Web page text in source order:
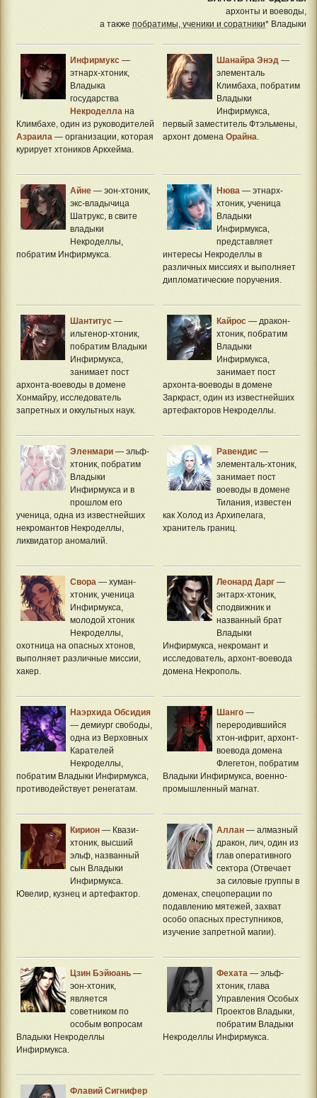
архонты и воеводы,
а также побратимы, ученики и соратники* Владыки
Инфирмукс—
этнарх-хтоник,
Владыка
государства
Некроделлана
Климбахе, один из руководителей
Азраила— организации, которая
курирует хтоников Аркхейма.
Шанайра Энэд—
элементаль
Климбаха, побратим
Владыки
Инфирмукса,
первый заместитель Фтэльмены,
архонт домена Орайна.
Айне— эон-хтоник,
экс-владычица
Шатрукс, в свите
владыки
Некроделлы,
побратим Инфирмукса.
Нюва— этнарх-
хтоник, ученица
Владыки
Инфирмукса,
представляет
интересы Некроделлы в
различных миссиях и выполняет
дипломатические поручения.
Шантитус—
ильтенор-хтоник,
побратим Владыки
Инфирмукса,
занимает пост
архонта-воеводы в домене
Хонмайру, исследователь
запретных и оккультных наук.
Кайрос— дракон-
хтоник, побратим
Владыки
Инфирмукса,
занимает пост
архонта-воеводы в домене
Заркраст, один из известнейших
артефакторов Некроделлы.
Эленмари— эльф-
хтоник, побратим
Владыки
Инфирмукса и в
прошлом его
ученица, одна из известнейших
некромантов Некроделлы,
ликвидатор аномалий.
Равендис—
элементаль-хтоник,
занимает пост
воеводы в домене
Тилания, известен
как Холод из Архипелага,
хранитель границ.
Свора— хуман-
хтоник, ученица
Инфирмукса,
молодой хтоник
Некроделлы,
охотница на опасных хтонов,
выполняет различные миссии,
хакер.
Леонард Дарг—
энтарх-хтоник,
сподвижник и
названный брат
Владыки
Инфирмукса, некромант и
исследователь, архонт-воевода
домена Некрополь.
Наэрхида Обсидия
— демиург свободы,
одна из Верховных
Карателей
Некроделлы,
побратим Владыки Инфирмукса,
противодействует ренегатам.
Шанго—
переродившийся
хтон-ифрит, архонт-
воевода домена
Флегетон, побратим
Владыки Инфирмукса, военно-
промышленный магнат.
Кирион— Квази-
хтоник, высший
эльф, названный
сын Владыки
Инфирмукса.
Ювелир, кузнец и артефактор.
Аллан— алмазный
дракон, лич, один из
глав оперативного
сектора (Отвечает
за силовые группы в
доменах, спецоперации по
подавлению мятежей, захват
особо опасных преступников,
изучение запретной магии).
Цзин Бэйюань—
эон-хтоник,
является
советником по
особым вопросам
Владыки Некроделлы
Инфирмукса.
Фехата— эльф-
хтоник, глава
Управления Особых
Проектов Владыки,
побратим Владыки
Некроделлы Инфирмукса.
Флавий Сигнифер